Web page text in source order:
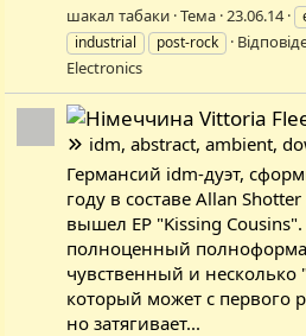
шакал табаки Тема 23.06.14
industrial
post-rock
Electronics
Vittoria
idm, abstract, ambient,
Германсий idm-дуэт,
году в составе Allan
вышел EP "Kissing
полноценный
чувственный и несколько
который может с первого
но затягивает...